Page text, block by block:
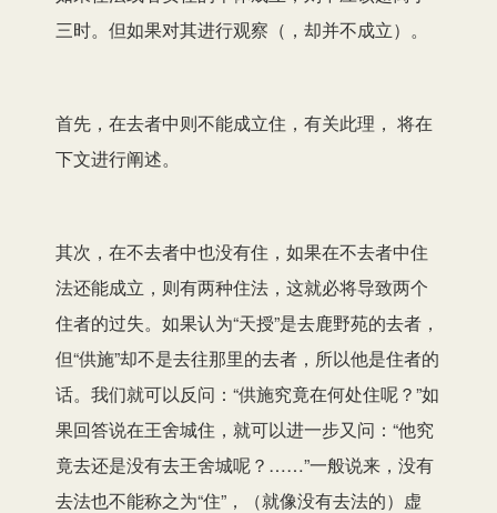
三时。但如果对其进行观察（，却并不成立）。
首先，在去者中则不能成立住，有关此理， 将在
下文进行阐述。
其次，在不去者中也没有住，如果在不去者中住
法还能成立，则有两种住法，这就必将导致两个
住者的过失。如果认为“天授”是去鹿野苑的去者，
但“供施”却不是去往那里的去者，所以他是住者的
话。我们就可以反问：“供施究竟在何处住呢？”如
果回答说在王舍城住，就可以进一步又问：“他究
竟去还是没有去王舍城呢？……”一般说来，没有
去法也不能称之为“住”，（就像没有去法的）虚